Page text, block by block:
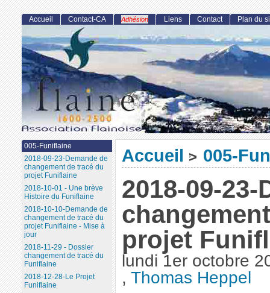
Accueil > 005-
2018-09-
projet
lundi 1er octobre
, Thomas Heppel
Accueil Contact-CA Adhésion Liens Contact Plan du
005-Funiflaine
2018-09-23-Demande de
changement de tracé du
projet Funiflaine
2018-10-01 - Une brève
Histoire du Funiflaine
2018-10-10-Demande de
changement de tracé du
projet Funiflaine - Mise à
jour
2018-11-29 - Dossier
changement de tracé du
Funiflaine
2018-12-28-Le Projet
Funiflaine